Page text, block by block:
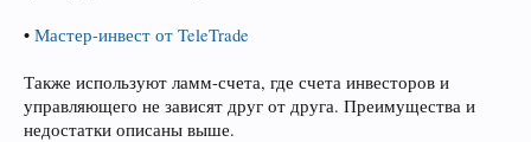
• Мастер-инвест от TeleTrade
Также используют ламм-счета, где счета инвесторов и
управляющего не зависят друг от друга. Преимущества и
недостатки описаны выше.